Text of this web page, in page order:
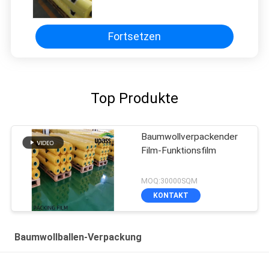
Fortsetzen
Top Produkte
Baumwollverpackender
Film-Funktionsfilm
MOQ:30000SQM
KONTAKT
Baumwollballen-Verpackung